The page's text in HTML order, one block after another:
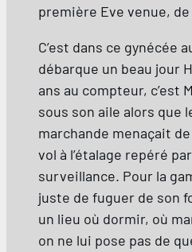
première Eve venue,
C’est dans ce gynécée
débarque un beau jour
ans au compteur, c’est
sous son aile alors que
marchande menaçait
vol à l’étalage repéré
surveillance. Pour la
juste de fuguer de son
un lieu où dormir, où
on ne lui pose pas de